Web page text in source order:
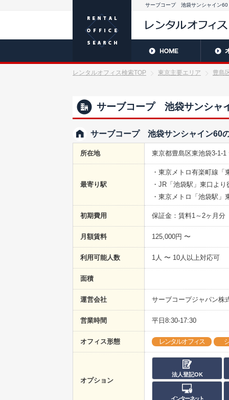
サーブコープ 池袋サンシャイン60
レンタルオフィス検索TOP 東京主要エリア 豊島
サーブコープ 池袋サンシャ
サーブコープ 池袋サンシャイン60
所在地 東京都豊島区東池袋3-1-
最寄り駅
・東京メトロ有楽町線「
・JR「池袋駅」東口より
・東京メトロ「池袋駅」
初期費用 保証金：賃料1～2ヶ月分
月額賃料 125,000円 〜
利用可能人数 1人 〜 10人以上対応可
面積
運営会社 サーブコープジャパン株
営業時間 平日8:30-17:30
オフィス形態 レンタルオフィス
オプション
法人登記OK
インターネット